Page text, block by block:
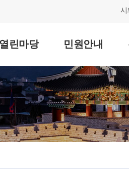
시
열린마당 민원안내